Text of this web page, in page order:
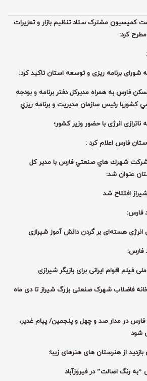
کمیسیون مشترک ستاد تنظیم بازار و تعزیرات
کرد:
شورای برنامه ریزی و توسعه استان تاکید کرد:
فارس به همراه مديرکل دفتر برنامه و بودجه
کشوربا رئيس سازمان مدیریت و برنامه ريزي
انرژی با حضور وزیر کشور؛
فارس اعلام کرد :
عامل شركت شهرك هاي صنعتي فارس با مدير كل
عنوان شد:
افتتاح شد
فارس:
انرژی هسته‌ای بر گردن دانش آموز شیرازی
فارس:
فیلم اقوام ایرانی برای بازیگر شیرازی
خانه فاضلاب شهرک صنعتی بزرگ شیراز تا دی ماه
در مدار صد و چهل و پنجمین/ پیام غدیر،
شود
بازدید از هنرستان های هنرهای زیبا:
“به رنگ اصالت” در فیروزآباد